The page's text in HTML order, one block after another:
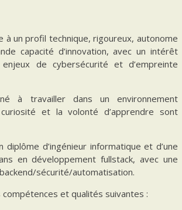
à un profil technique, rigoureux, autonome
capacité d’innovation, avec un intérêt
de cybersécurité et d’empreinte
à travailler dans un environnement
et la volonté d’apprendre sont
diplôme d’ingénieur informatique et d’une
en développement fullstack, avec une
sécurité/automatisation.
et qualités suivantes :